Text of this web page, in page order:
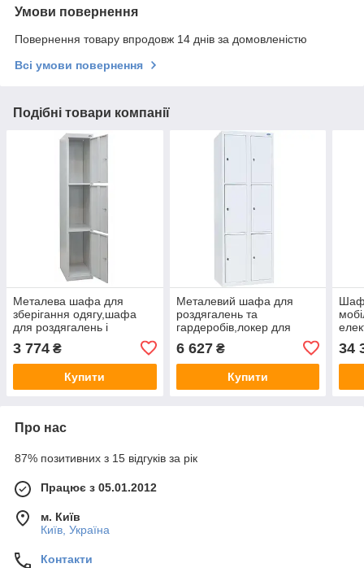
Умови повернення
Повернення товару впродовж 14 днів за домовленістю
Всі умови повернення
Подібні товари компанії
Металева шафа для
зберігання одягу,шафа
для роздягалень і
речей ШО-400/1-3 (3
секції)
1800(в)х400(ш)х500(гл)
3 774 ₴
Купити
Металевий шафа для
роздягалень та
гардеробів,локер для
зберігання речей ШО
300/2-6
1800(в)х600(ш)х500(гл) 6
6 627₴
Купити
34
Про нас
87% позитивних з 15 відгуків за рік
Працює з 05.01.2012
м. Київ
Київ, Україна
Контакти